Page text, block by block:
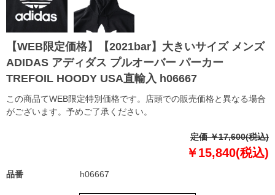
【WEB限定価格】【2021bar】大きいサイズ メンズ
ADIDAS アディダス プルオーバー パーカー
TREFOIL HOODY USA直輸入 h06667
この商品てWEB限定特別価格です。店頭での販売価格と異なる場合
がございます。予めご了承ください。
定価 ￥17,600(税込)
￥15,840(税込)
品番 h06667